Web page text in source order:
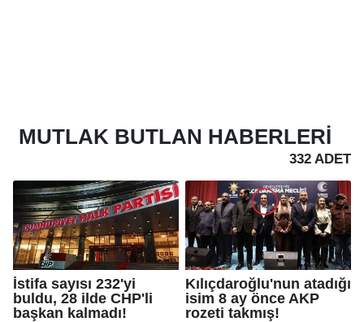
MUTLAK BUTLAN HABERLERI
332 ADET
İstifa sayısı 232'yi
buldu, 28 ilde CHP'li
başkan kalmadı!
Kılıçdaroğlu'nun atadığı
isim 8 ay önce AKP
rozeti takmış!